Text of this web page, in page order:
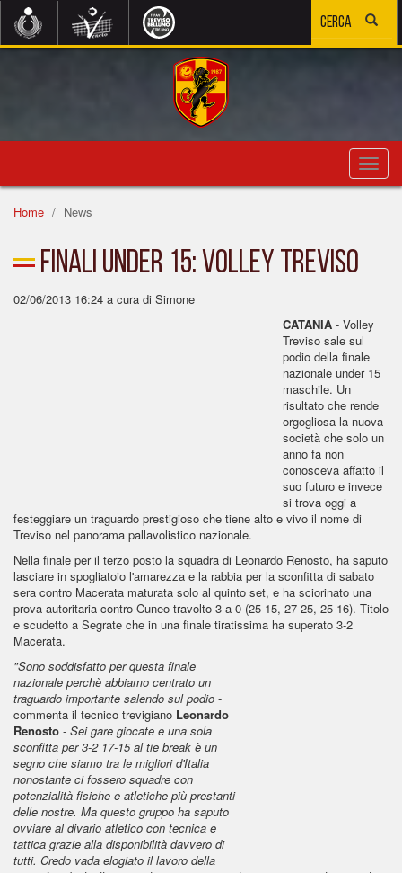
Home
News
Finali Under 15: Volley Treviso
02/06/2013 16:24 a cura di Simone
CATANIA - Volley
Treviso sale sul
podio della finale
nazionale under 15
maschile. Un
risultato che rende
orgogliosa la nuova
società che solo un
anno fa non
conosceva affatto il
suo futuro e invece
si trova oggi a
festeggiare un traguardo prestigioso che tiene alto e vivo il nome di
Treviso nel panorama pallavolistico nazionale.
Nella finale per il terzo posto la squadra di Leonardo Renosto, ha saputo
lasciare in spogliatoio l'amarezza e la rabbia per la sconfitta di sabato
sera contro Macerata maturata solo al quinto set, e ha sciorinato una
prova autoritaria contro Cuneo travolto 3 a 0 (25-15, 27-25, 25-16). Titolo
e scudetto a Segrate che in una finale tiratissima ha superato 3-2
Macerata.
"Sono soddisfatto per questa finale
nazionale perchè abbiamo centrato un
traguardo importante salendo sul podio -
commenta il tecnico trevigiano Leonardo
Renosto - Sei gare giocate e una sola
sconfitta per 3-2 17-15 al tie break è un
segno che siamo tra le migliori d'Italia
nonostante ci fossero squadre con
potenzialità fisiche e atletiche più prestanti
delle nostre. Ma questo gruppo ha saputo
ovviare al divario atletico con tecnica e
tattica grazie alla disponibilità davvero di
tutti. Credo vada elogiato il lavoro della